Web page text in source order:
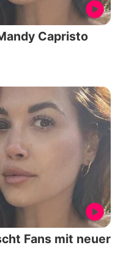
Capristo
Fans mit neuer